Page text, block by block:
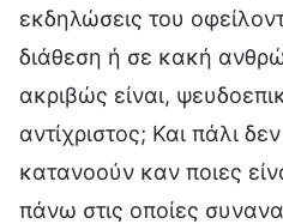
εκδηλώσεις του
διάθεση ή σε κακή
ακριβώς είναι,
αντίχριστος; Και πάλι
κατανοούν καν ποιες
πάνω στις οποίες